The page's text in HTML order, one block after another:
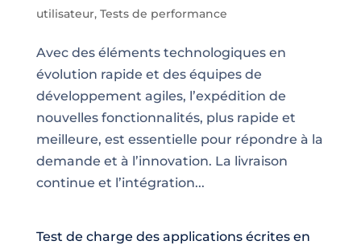
utilisateur, Tests de performance
Avec des éléments technologiques en
évolution rapide et des équipes de
développement agiles, l’expédition de
nouvelles fonctionnalités, plus rapide et
meilleure, est essentielle pour répondre à la
demande et à l’innovation. La livraison
continue et l’intégration...
Test de charge des applications écrites en